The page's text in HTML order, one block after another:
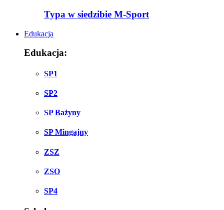
Typa w siedzibie M-Sport
Edukacja
Edukacja:
SP1
SP2
SP Bażyny
SP Mingajny
ZSZ
ZSO
SP4